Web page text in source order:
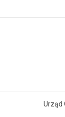
Urząd